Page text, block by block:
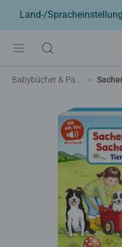
Land-/
Babybücher & Pappbilderbücher Sachen suchen,